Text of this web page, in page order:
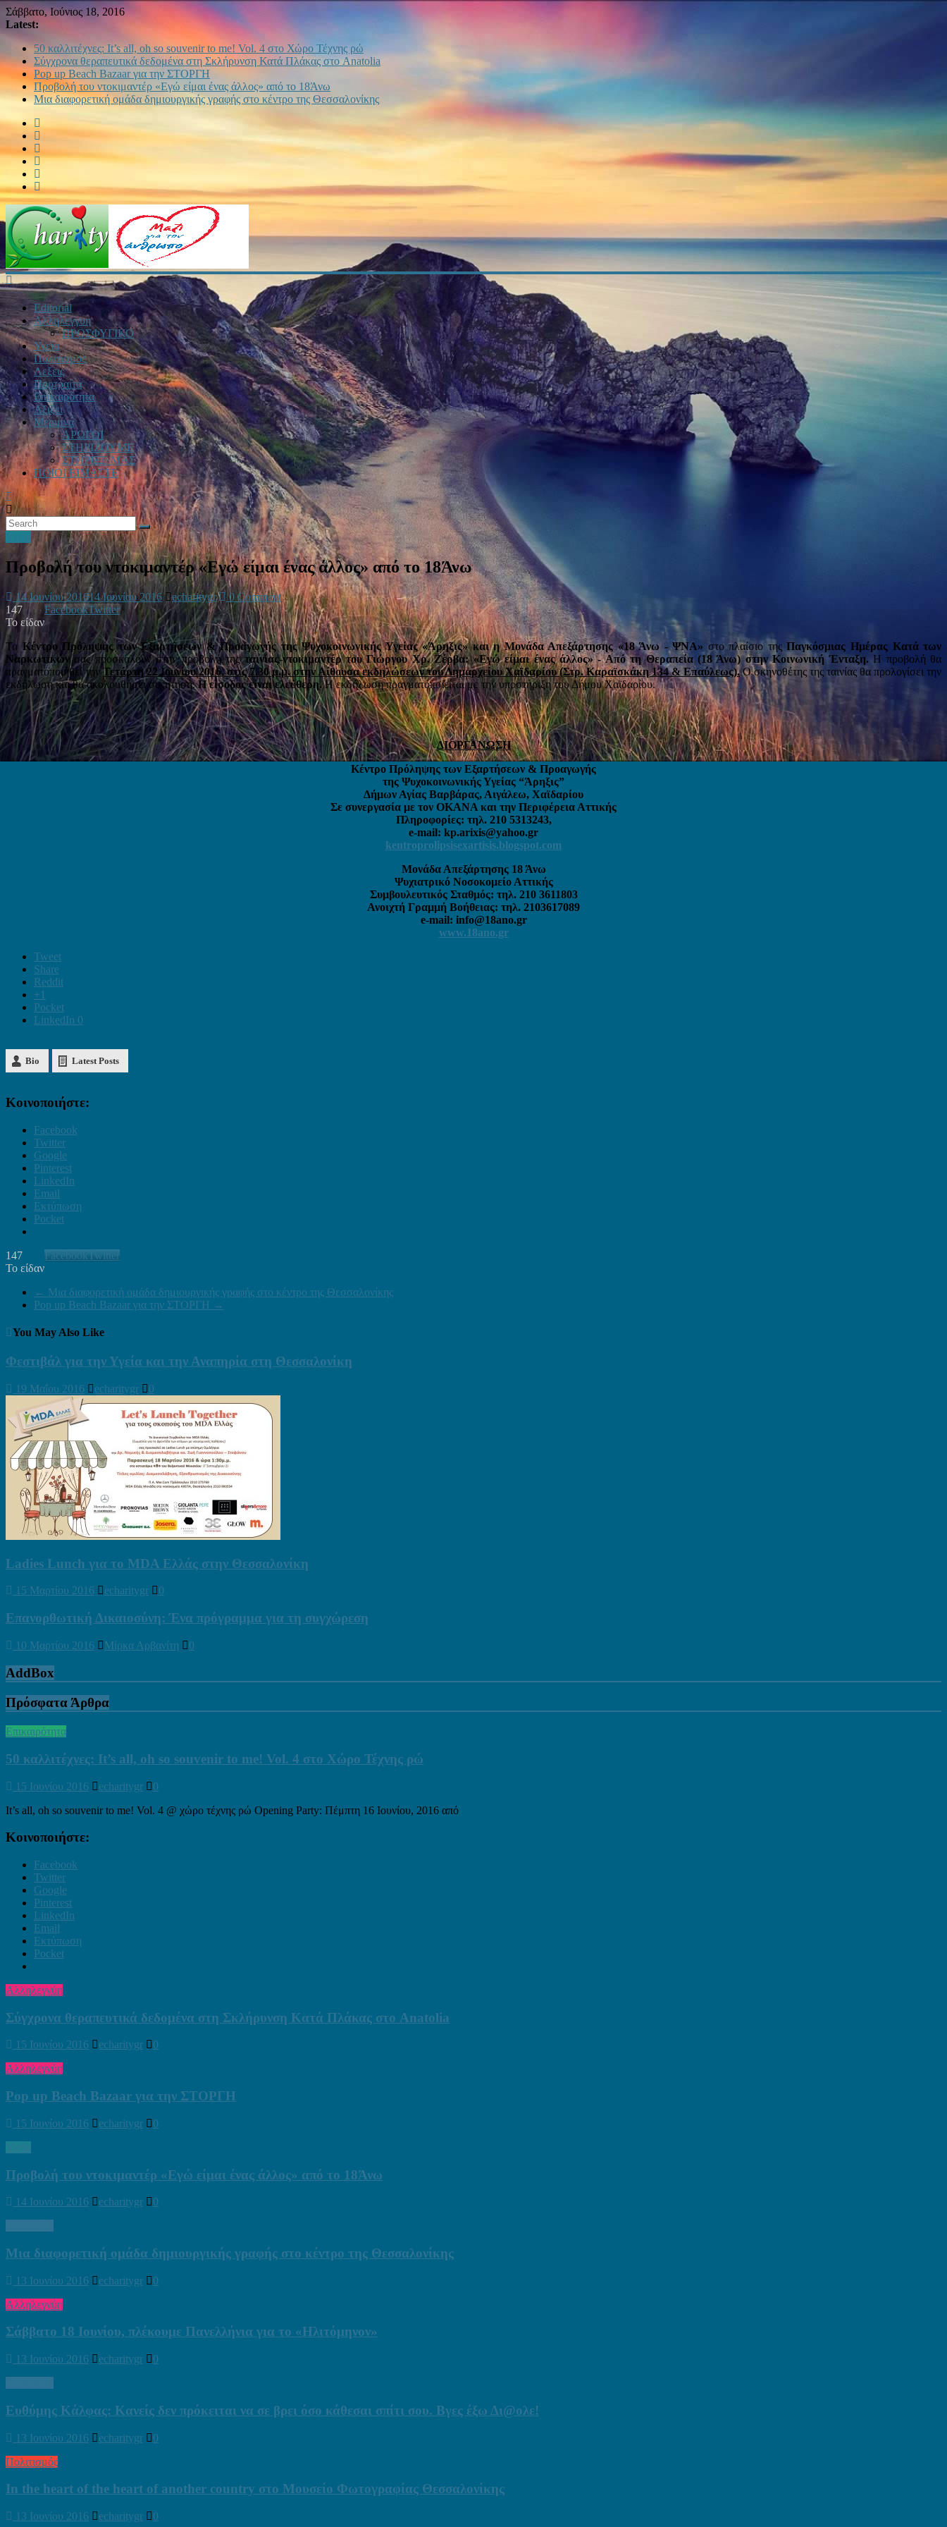
Σάββατο, Ιούνιος 18, 2016
Latest:
50 καλλιτέχνες: It’s all, oh so souvenir to me! Vol. 4 στο Χώρο Τέχνης ρώ
Σύγχρονα θεραπευτικά δεδομένα στη Σκλήρυνση Κατά Πλάκας στο Anatolia
Pop up Beach Bazaar για την ΣΤΟΡΓΗ
Προβολή του ντοκιμαντέρ «Εγώ είμαι ένας άλλος» από το 18Άνω
Μια διαφορετική ομάδα δημιουργικής γραφής στο κέντρο της Θεσσαλονίκης
Editorial
Αλληλεγγυη
ΠΡΟΣΦΥΓΙΚΟ
Υγεία
Πολιτισμος
Λεξεις
Πορτραίτα
Επικαιρότητα
Αξιζει
Μεριμνα
ΑΡΩΓΟΙ
ΣΤΗΡΙΖΟΥΜΕ
ΣΤΗΡΙΞΕ ΜΑΣ
ΠΟΙΟΙ ΕΙΜΑΣΤΕ
Προβολή του ντοκιμαντέρ «Εγώ είμαι ένας άλλος» από το 18Άνω
14 Ιουνίου 201614 Ιουνίου 2016 echaritygr
0 Comment
147
Το είδαν
FacebookTwitter
Το Κέντρο Πρόληψης των Εξαρτήσεων & Προαγωγής της Ψυχοκοινωνικής Υγείας «Άρηξις» και η Μονάδα Απεξάρτησης «18 Άνω - ΨΝΑ» στο πλαίσιο τηςΠαγκόσμιας Ημέρας Κατά των
Ναρκωτικώνσας προσκαλούν στην προβολή τηςταινίας-ντοκιμαντέρ του Γιώργου Χρ. Ζέρβα: «Εγώ είμαι ένας άλλος» - Από τη Θεραπεία (18 Άνω) στην Κοινωνική Ένταξη. Η προβολή θα
πραγματοποιηθεί τηνΤετάρτη 22 Ιουνίου 2016, στις 7.30 μ.μ. στην Αίθουσα εκδηλώσεων του Δημαρχείου Χαϊδαρίου (Στρ. Καραϊσκάκη 134 & Επαύλεως).Ο σκηνοθέτης της ταινίας θα προλογίσει την
εκδήλωση και θα ακολουθήσει συζήτηση.Η είσοδος είναι ελεύθερη.Η εκδήλωση πραγματοποιείται με την υποστήριξη του Δήμου Χαϊδαρίου.
ΔΙΟΡΓΑΝΩΣΗ
Κέντρο Πρόληψης των Εξαρτήσεων & Προαγωγής
της Ψυχοκοινωνικής Υγείας “Άρηξις”
Δήμων Αγίας Βαρβάρας, Αιγάλεω, Χαϊδαρίου
Σε συνεργασία με τον ΟΚΑΝΑ και την Περιφέρεια Αττικής
Πληροφορίες: τηλ. 210 5313243,
e-mail: kp.arixis@yahoo.gr
kentroprolipsisexartisis.blogspot.com
Μονάδα Απεξάρτησης 18 Άνω
Ψυχιατρικό Νοσοκομείο Αττικής
Συμβουλευτικός Σταθμός: τηλ. 210 3611803
Ανοιχτή Γραμμή Βοήθειας: τηλ. 2103617089
e-mail: info@18ano.gr
www.18ano.gr
Tweet
Share
Reddit
+1
Pocket
LinkedIn 0
Bio Latest Posts
Κοινοποιήστε:
Facebook
Twitter
Google
Pinterest
LinkedIn
Email
Εκτύπωση
Pocket
147
Το είδαν
FacebookTwitter
← Μια διαφορετική ομάδα δημιουργικής γραφής στο κέντρο της Θεσσαλονίκης
Pop up Beach Bazaar για την ΣΤΟΡΓΗ →
You May Also Like
Φεστιβάλ για την Υγεία και την Αναπηρία στη Θεσσαλονίκη
19 Μαΐου 2016 echaritygr 0
Ladies Lunch για το MDA Ελλάς στην Θεσσαλονίκη
15 Μαρτίου 2016 echaritygr 0
Επανορθωτική Δικαιοσύνη: Ένα πρόγραμμα για τη συγχώρεση
10 Μαρτίου 2016 Μίρκα Αρβανίτη 0
AddBox
Πρόσφατα Άρθρα
Επικαιρότητα
50 καλλιτέχνες: It’s all, oh so souvenir to me! Vol. 4 στο Χώρο Τέχνης ρώ
15 Ιουνίου 2016 echaritygr
0
It’s all, oh so souvenir to me! Vol. 4 @ χώρο τέχνης ρώ Opening Party: Πέμπτη 16 Ιουνίου, 2016 από
Κοινοποιήστε:
Facebook
Twitter
Google
Pinterest
LinkedIn
Email
Εκτύπωση
Pocket
Αλληλεγγύη
Σύγχρονα θεραπευτικά δεδομένα στη Σκλήρυνση Κατά Πλάκας στο Anatolia
15 Ιουνίου 2016 echaritygr
0
Αλληλεγγύη
Pop up Beach Bazaar για την ΣΤΟΡΓΗ
15 Ιουνίου 2016 echaritygr
0
Προβολή του ντοκιμαντέρ «Εγώ είμαι ένας άλλος» από το 18Άνω
14 Ιουνίου 2016 echaritygr
0
Μια διαφορετική ομάδα δημιουργικής γραφής στο κέντρο της Θεσσαλονίκης
13 Ιουνίου 2016 echaritygr
0
Αλληλεγγύη
Σάββατο 18 Ιουνίου, πλέκουμε Πανελλήνια για το «Ηλιτόμηνον»
13 Ιουνίου 2016 echaritygr
0
Ευθύμης Κάλφας: Κανείς δεν πρόκειται να σε βρει όσο κάθεσαι σπίτι σου. Βγες έξω Δι@ολε!
13 Ιουνίου 2016 echaritygr
0
Πολιτισμός
In the heart of the heart of another country στο Μουσείο Φωτογραφίας Θεσσαλονίκης
13 Ιουνίου 2016 echaritygr 0